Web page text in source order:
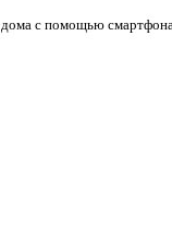
дома с помощью